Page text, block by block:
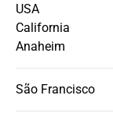
USA
California
Anaheim
São Francisco